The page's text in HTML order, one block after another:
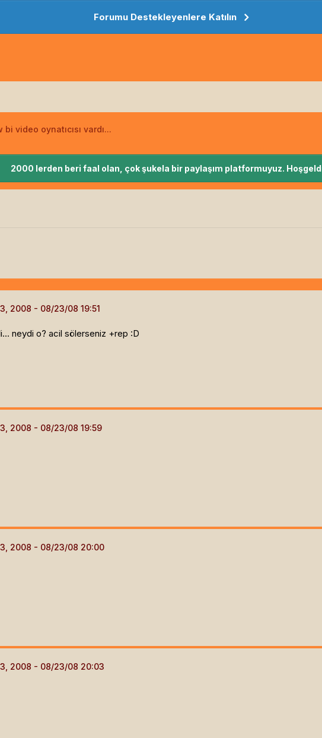
Forumu Destekleyenlere Katılın
bi video oynatıcısı vardı...
2000 lerden beri faal olan, çok şukela bir paylaşım platformuyuz.
2008
neydi o? acil sölerseniz +rep :D
2008
2008
2008